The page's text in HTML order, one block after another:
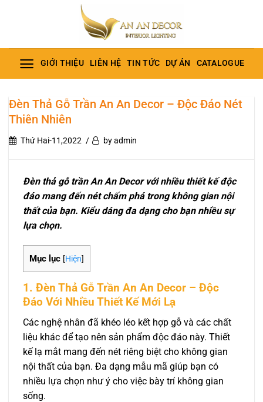
dung
GIỚI THIỆU LIÊN HỆ TIN TỨC DỰ ÁN CATALOGUE
Đèn Thả Gỗ Trần An An Decor – Độc Đáo Nét
Thiên Nhiên
Thứ Hai-11,2022 by admin
Đèn thả gỗ trần An An Decor với nhiều thiết kế độc
đáo mang đến nét chấm phá trong không gian nội
thất của bạn. Kiểu dáng đa dạng cho bạn nhiều sự
lựa chọn.
Mục lục [Hiện]
1. Đèn Thả Gỗ Trần An An Decor – Độc
Đáo Với Nhiều Thiết Kế Mới Lạ
Các nghệ nhân đã khéo léo kết hợp gỗ và các chất
liệu khác để tạo nên sản phẩm độc đáo này. Thiết
kế lạ mắt mang đến nét riêng biệt cho không gian
nội thất của bạn. Đa dạng mẫu mã giúp bạn có
nhiều lựa chọn như ý cho việc bày trí không gian
sống.